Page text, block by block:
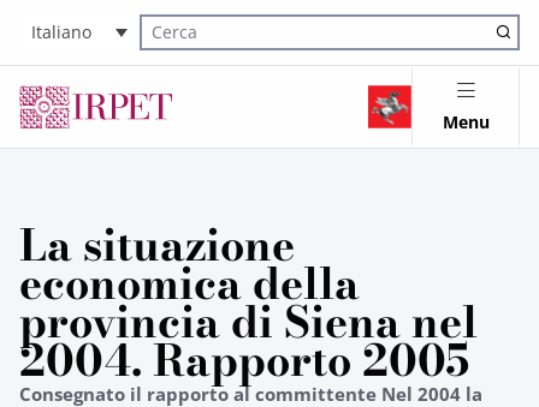
Italiano
Cerca nel sito
Menu
La situazione
economica della
provincia di Siena nel
2004. Rapporto 2005
Consegnato il rapporto al committente Nel 2004 la